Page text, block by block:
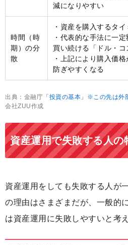
減になりやすい
時間（時
期）の分
散
・資産を購入するタ
・代表的な手法に一
買い続ける「ドル・
・上記により購入価
防ぎやすくなる
出典：金融庁 「投資の基本」※この先は外
会社ZUU作成
資産運用で失敗する人の
資産運用をしても失敗する人が
の理由はさまざまだが、一般的
は資産運用に失敗しやすいと考